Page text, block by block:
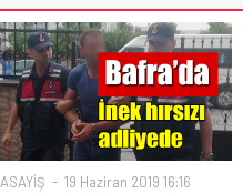
ASAYİŞ 19 Haziran 2019 16:16